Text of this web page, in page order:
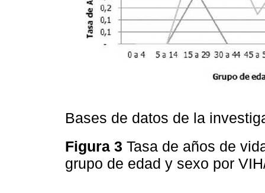
Bases de datos de la
Figura 3 Tasa de años de
grupo de edad y sexo por